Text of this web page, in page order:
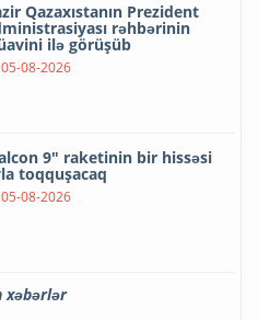
Qazaxıstanın Prezident
rəhbərinin
ilə görüşüb
05-08-2026
9" raketinin bir hissəsi
toqquşacaq
05-08-2026
xəbərlər